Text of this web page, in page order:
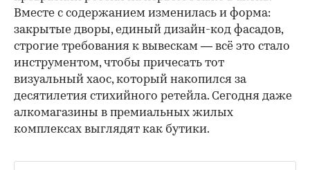
Вместе с содержанием изменилась и форма:
закрытые дворы, единый дизайн-код фасадов,
строгие требования к вывескам — всё это стало
инструментом, чтобы причесать тот
визуальный хаос, который накопился за
десятилетия стихийного ретейла. Сегодня даже
алкомагазины в премиальных жилых
комплексах выглядят как бутики.